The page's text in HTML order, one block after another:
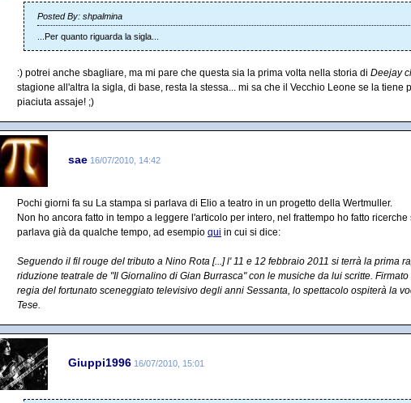
Posted By: shpalmina
...Per quanto riguarda la sigla...
:) potrei anche sbagliare, ma mi pare che questa sia la prima volta nella storia di Deejay
stagione all'altra la sigla, di base, resta la stessa... mi sa che il Vecchio Leone se la tiene
piaciuta assaje! ;)
sae 16/07/2010, 14:42
Pochi giorni fa su La stampa si parlava di Elio a teatro in un progetto della Wertmuller.
Non ho ancora fatto in tempo a leggere l'articolo per intero, nel frattempo ho fatto
parlava già da qualche tempo, ad esempio qui in cui si dice:
Seguendo il fil rouge del tributo a Nino Rota [...] l' 11 e 12 febbraio 2011 si terrà la prima
riduzione teatrale de "Il Giornalino di Gian Burrasca" con le musiche da lui scritte.
regia del fortunato sceneggiato televisivo degli anni Sessanta, lo spettacolo ospiterà la
Tese.
Giuppi1996 16/07/2010, 15:01